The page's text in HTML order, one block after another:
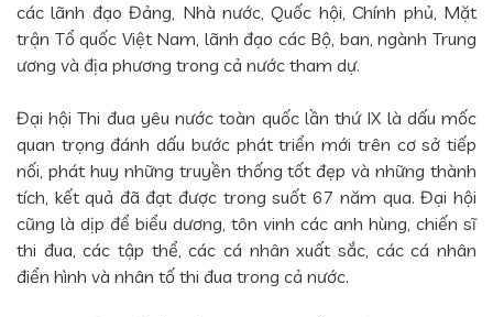
các lãnh đạo Đảng, Nhà nước, Quốc hội, Chính phủ, Mặt
trận Tổ quốc Việt Nam, lãnh đạo các Bộ, ban, ngành Trung
ương và địa phương trong cả nước tham dự.
Đại hội Thi đua yêu nước toàn quốc lần thứ IX là dấu mốc
quan trọng đánh dấu bước phát triển mới trên cơ sở tiếp
nối, phát huy những truyền thống tốt đẹp và những thành
tích, kết quả đã đạt được trong suốt 67 năm qua. Đại hội
cũng là dịp để biểu dương, tôn vinh các anh hùng, chiến sĩ
thi đua, các tập thể, các cá nhân xuất sắc, các cá nhân
điển hình và nhân tố thi đua trong cả nước.